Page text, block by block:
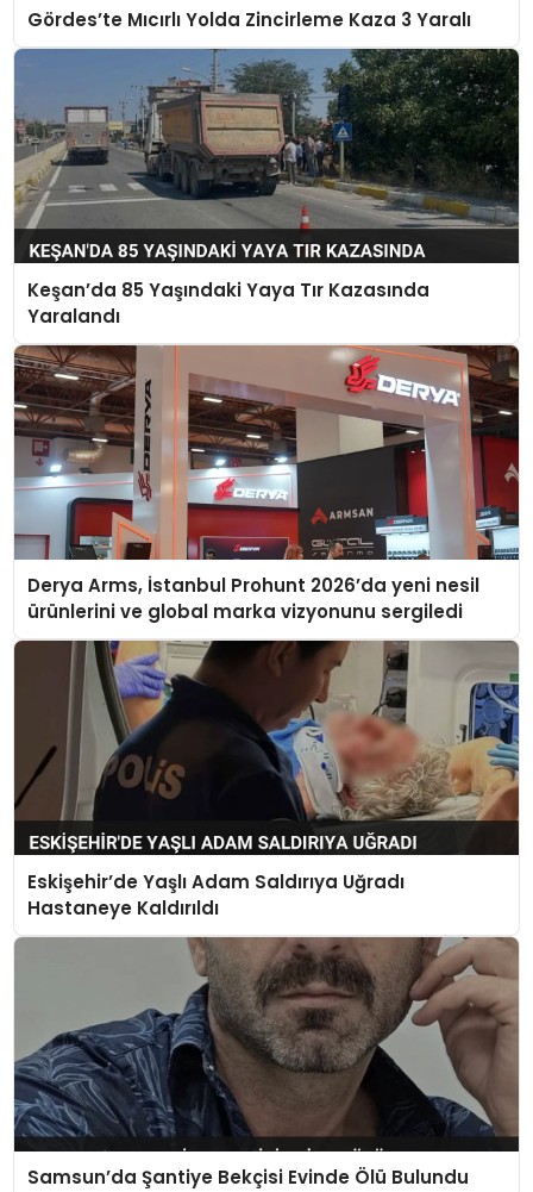
Gördes’te Mıcırlı Yolda Zincirleme Kaza 3 Yaralı
Keşan’da 85 Yaşındaki Yaya Tır Kazasında
Yaralandı
Derya Arms, İstanbul Prohunt 2026’da yeni nesil
ürünlerini ve global marka vizyonunu sergiledi
Eskişehir’de Yaşlı Adam Saldırıya Uğradı
Hastaneye Kaldırıldı
Samsun’da Şantiye Bekçisi Evinde Ölü Bulundu